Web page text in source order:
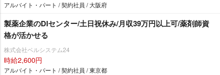
アルバイト・パート / 契約社員 / 大阪府
製薬企業のDIセンター/土日祝休み/月収39万円以上可/薬剤師資
格が活かせる
株式会社ベルシステム24
時給2,600円
アルバイト・パート / 契約社員 / 東京都